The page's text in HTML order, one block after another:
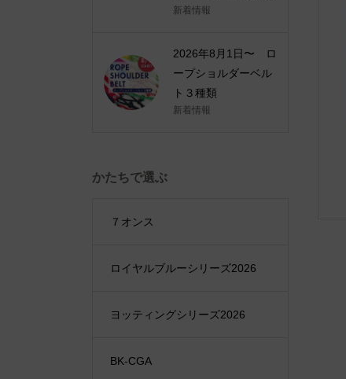
新着情報
2026年8月1日〜 ロ
ープショルダーベル
ト３種類
新着情報
かたちで選ぶ
７オンス
ロイヤルブルーシリーズ2026
ヨッティングシリーズ2026
BK-CGA